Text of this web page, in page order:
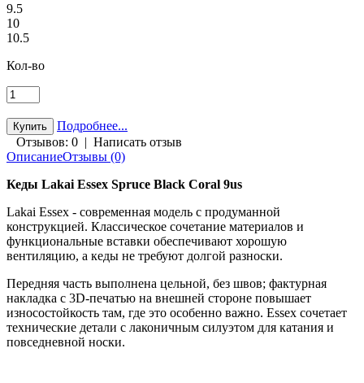
9.5
10
10.5
Кол-во
Подробнее...
Отзывов: 0 | Написать отзыв
ОписаниеОтзывы (0)
Кеды Lakai Essex Spruce Black Coral 9us
Lakai Essex - современная модель с продуманной
конструкцией. Классическое сочетание материалов и
функциональные вставки обеспечивают хорошую
вентиляцию, а кеды не требуют долгой разноски.
Передняя часть выполнена цельной, без швов; фактурная
накладка с 3D-печатью на внешней стороне повышает
износостойкость там, где это особенно важно. Essex сочетает
технические детали с лаконичным силуэтом для катания и
повседневной носки.